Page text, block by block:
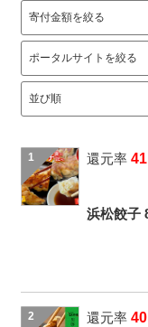
寄付金額を絞る
ポータルサイトを絞る
並び順
1 還元率 41
2 還元率 40